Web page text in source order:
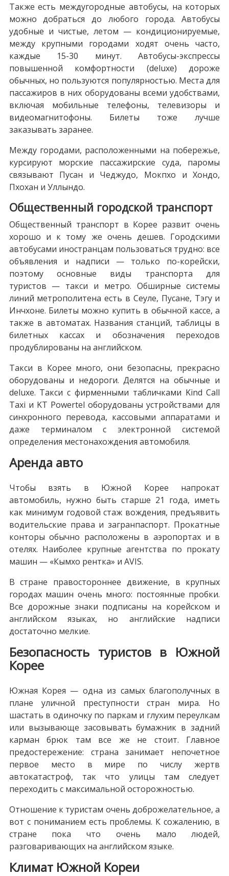
Также есть междугородные автобусы, на которых
можно добраться до любого города. Автобусы
удобные и чистые, летом — кондиционируемые,
между крупными городами ходят очень часто,
каждые 15-30 минут. Автобусы-экспрессы
повышенной комфортности (deluxe) дороже
обычных, но пользуются популярностью. Места для
пассажиров в них оборудованы всеми удобствами,
включая мобильные телефоны, телевизоры и
видеомагнитофоны. Билеты тоже лучше
заказывать заранее.
Между городами, расположенными на побережье,
курсируют морские пассажирские суда, паромы
связывают Пусан и Чеджудо, Мокпхо и Хондо,
Пхохан и Уллындо.
Общественный городской транспорт
Общественный транспорт в Корее развит очень
хорошо и к тому же очень дешев. Городскими
автобусами иностранцам пользоваться трудно: все
объявления и надписи — только по-корейски,
поэтому основные виды транспорта для
туристов — такси и метро. Обширные системы
линий метрополитена есть в Сеуле, Пусане, Тэгу и
Инчхоне. Билеты можно купить в обычной кассе, а
также в автоматах. Названия станций, таблицы в
билетных кассах и обозначения переходов
продублированы на английском.
Такси в Корее много, они безопасны, прекрасно
оборудованы и недороги. Делятся на обычные и
deluxe. Такси с фирменными табличками Kind Call
Taxi и KT Powertel оборудованы устройствами для
синхронного перевода, кассовыми аппаратами и
даже терминалом с электронной системой
определения местонахождения автомобиля.
Аренда авто
Чтобы взять в Южной Корее напрокат
автомобиль, нужно быть старше 21 года, иметь
как минимум годовой стаж вождения, предъявить
водительские права и загранпаспорт. Прокатные
конторы обычно расположены в аэропортах и в
отелях. Наиболее крупные агентства по прокату
машин — «Кымхо рентка» и AVIS.
В стране правостороннее движение, в крупных
городах машин очень много: постоянные пробки.
Все дорожные знаки подписаны на корейском и
английском языках, но английские надписи
достаточно мелкие.
Безопасность туристов в Южной
Корее
Южная Корея — одна из самых благополучных в
плане уличной преступности стран мира. Но
шастать в одиночку по паркам и глухим переулкам
или вызывающе засовывать бумажник в задний
карман брюк там все же не стоит. Главное
предостережение: страна занимает непочетное
первое место в мире по числу жертв
автокатастроф, так что улицы там следует
переходить с максимальной осторожностью.
Отношение к туристам очень доброжелательное, а
вот с пониманием есть проблемы. К сожалению, в
стране пока что очень мало людей,
разговаривающих на английском языке.
Климат Южной Кореи